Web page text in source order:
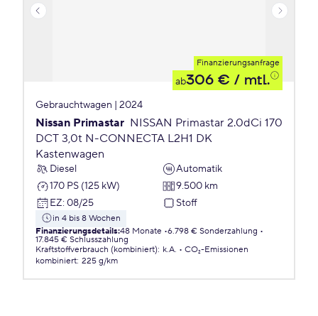
Finanzierungsanfrage
ab306 € / mtl.
Gebrauchtwagen | 2024
Nissan Primastar NISSAN Primastar 2.0dCi 170
DCT 3,0t N-CONNECTA L2H1 DK
Kastenwagen
Diesel
Automatik
170 PS (125 kW)
9.500 km
EZ: 08/25 Stoff
in 4 bis 8 Wochen
Finanzierungsdetails:48 Monate 6.798 € Sonderzahlung
17.845 € Schlusszahlung
Kraftstoffverbrauch (kombiniert): k.A.
CO₂-Emissionen
kombiniert: 225 g/km